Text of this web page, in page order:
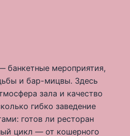
банкетные мероприятия,
и бар-мицвы. Здесь
зала и качество
гибко заведение
готов ли ресторан
цикл — от кошерного